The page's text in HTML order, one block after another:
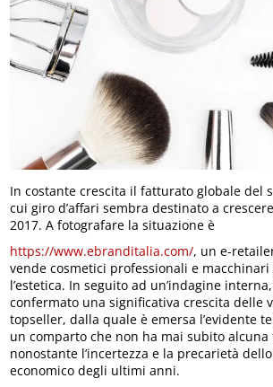
In costante crescita il fatturato globale del
cui giro d’affari sembra destinato a
2017. A fotografare la situazione è
https://www.ebranditalia.com/, un e-
vende cosmetici professionali e
l’estetica. In seguito ad un’indagine
confermato una significativa crescita delle
topseller, dalla quale è emersa l’evidente
un comparto che non ha mai subito alcuna
nonostante l’incertezza e la precarietà
economico degli ultimi anni.